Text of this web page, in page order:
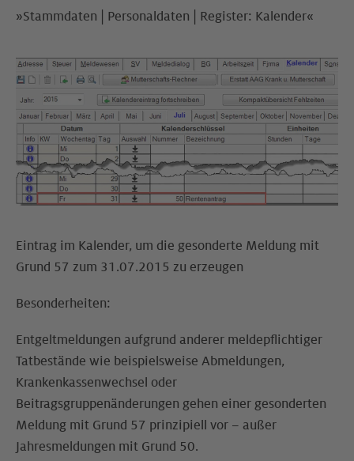
»Stammdaten | Personaldaten | Register: Kalender«
Eintrag im Kalender, um die gesonderte Meldung mit
Grund 57 zum 31.07.2015 zu erzeugen
Besonderheiten:
Entgeltmeldungen aufgrund anderer meldepflichtiger
Tatbestände wie beispielsweise Abmeldungen,
Krankenkassenwechsel oder
Beitragsgruppenänderungen gehen einer gesonderten
Meldung mit Grund 57 prinzipiell vor – außer
Jahresmeldungen mit Grund 50.